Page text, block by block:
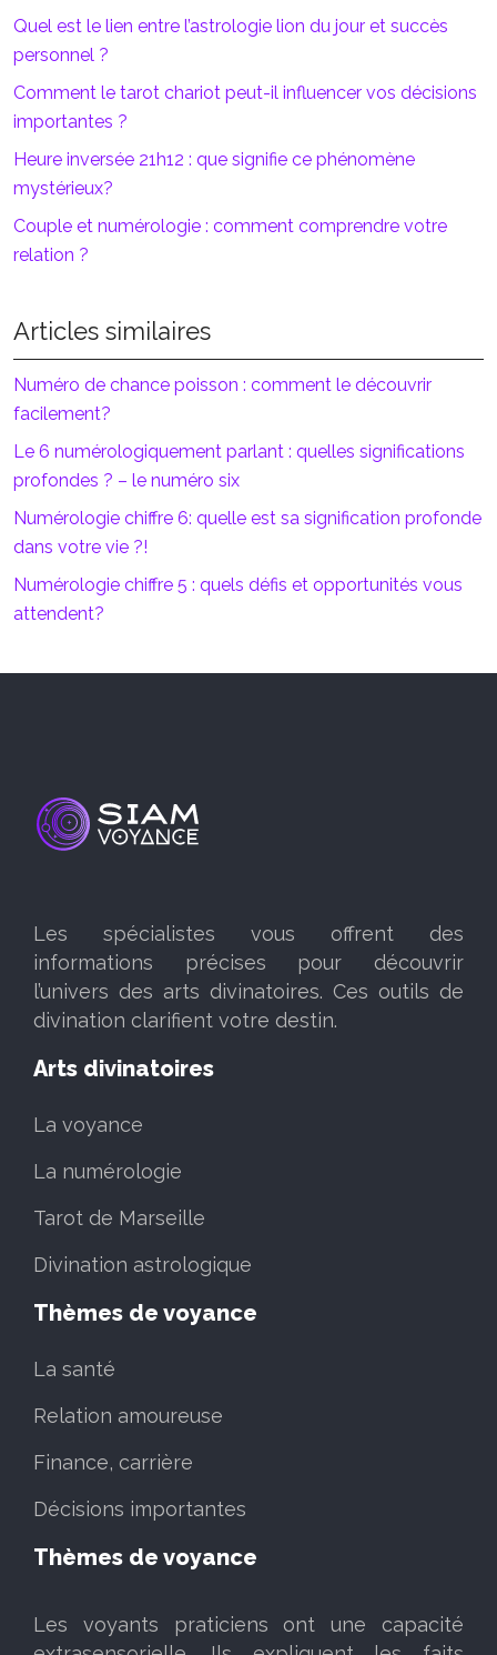
Quel est le lien entre l’astrologie lion du jour et succès
personnel ?
Comment le tarot chariot peut-il influencer vos décisions
importantes ?
Heure inversée 21h12 : que signifie ce phénomène
mystérieux?
Couple et numérologie : comment comprendre votre
relation ?
Articles similaires
Numéro de chance poisson : comment le découvrir
facilement?
Le 6 numérologiquement parlant : quelles significations
profondes ? – le numéro six
Numérologie chiffre 6: quelle est sa signification profonde
dans votre vie ?!
Numérologie chiffre 5 : quels défis et opportunités vous
attendent?
Les spécialistes vous offrent des
informations précises pour découvrir
l’univers des arts divinatoires. Ces outils de
divination clarifient votre destin.
Arts divinatoires
La voyance
La numérologie
Tarot de Marseille
Divination astrologique
Thèmes de voyance
La santé
Relation amoureuse
Finance, carrière
Décisions importantes
Thèmes de voyance
Les voyants praticiens ont une capacité